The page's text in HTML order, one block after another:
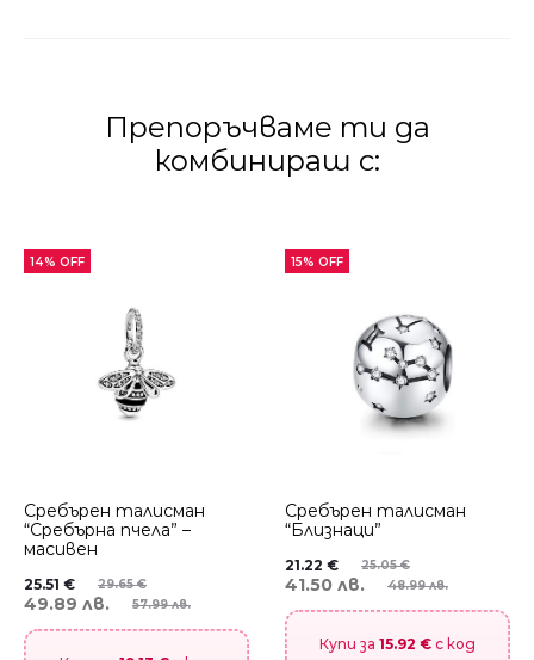
Препоръчваме ти да
комбинираш с:
14% OFF
Сребърен талисман
“Сребърна пчела” –
масивен
29.65€
25.51 €
57.99 лв.
49.89 лв.
15% OFF
Сребърен талисман
“Близнаци”
25.05€
21.22 €
48.99 лв.
41.50 лв.
Купи за 15.92 € с код